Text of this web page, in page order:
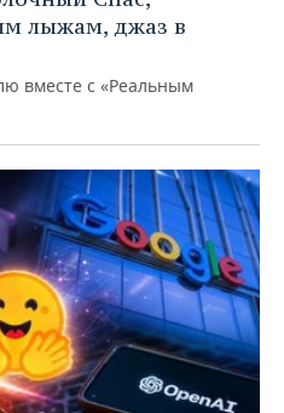
лыжам, джаз в
вместе с «Реальным